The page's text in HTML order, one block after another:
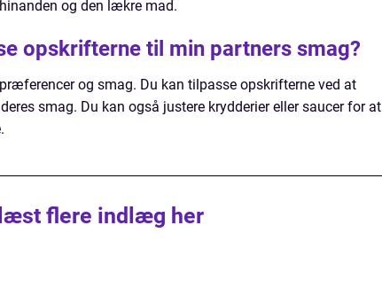
og den lækre mad.
opskrifterne til min partners smag?
og smag. Du kan tilpasse opskrifterne ved at
smag. Du kan også justere krydderier eller saucer for at
flere indlæg her